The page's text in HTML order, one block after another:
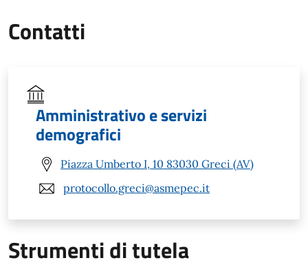
Contatti
Amministrativo e servizi
demografici
Piazza Umberto I, 10 83030 Greci (AV)
protocollo.greci@asmepec.it
Strumenti di tutela